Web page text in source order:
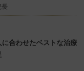
合わせたベストな治療